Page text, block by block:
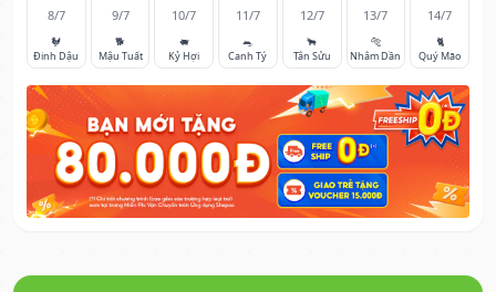
8/7
🐓
Đinh Dậu
9/7
🐕
Mậu Tuất
10/7
🐖
Kỷ Hợi
11/7
🐀
Canh Tý
12/7
🐂
Tân Sửu
13/7
🐅
Nhâm Dần
14/7
🐈
Quý Mão